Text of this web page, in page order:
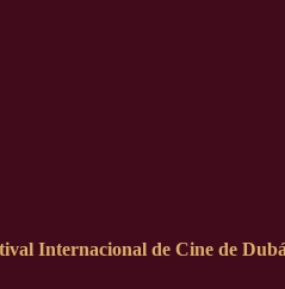
Internacional de Cine de